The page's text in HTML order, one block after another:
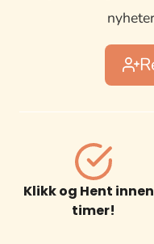
Klikk og Hent
timer!